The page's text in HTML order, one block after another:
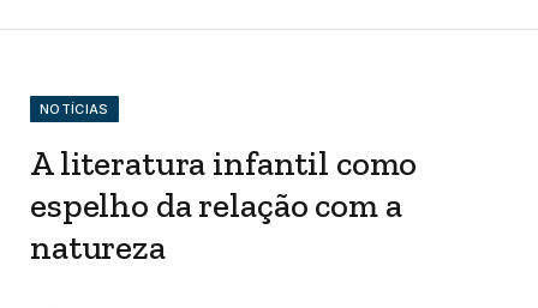
NOTÍCIAS
A literatura infantil como
espelho da relação com a
natureza